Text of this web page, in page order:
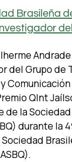
Brasileña
del Grupo de
Comunicación
QInt
de la
durante la
Sociedad